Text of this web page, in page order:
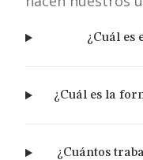
¿Cuál es
¿Cuál es la
¿Cuántos